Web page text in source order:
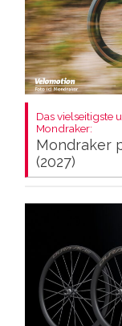
Das vielseitigste
Mondraker:
Mondraker
(2027)